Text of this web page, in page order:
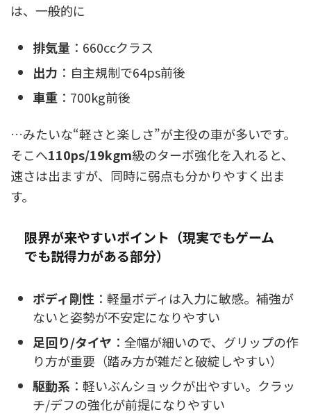
は、一般的に
排気量 ：660ccクラス
出力 ：自主規制で64ps前後
車重 ：700kg前後
…みたいな“軽さと楽しさ”が主役の車が多いです。
そこへ110ps/19kgm級のターボ強化を入れると、
速さは出ますが、同時に弱点も分かりやすく出ま
す。
限界が来やすいポイント（現実でもゲーム
でも説得力がある部分）
ボディ剛性 ：軽量ボディは入力に敏感。補強が
ないと姿勢が不安定になりやすい
足回り/タイヤ ：全幅が細いので、グリップの作
り方が重要（踏み方が雑だと破綻しやすい）
駆動系 ：軽いぶんショックが出やすい。クラッ
チ/デフの強化が前提になりやすい